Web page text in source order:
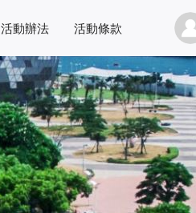
活動辦法 活動條款